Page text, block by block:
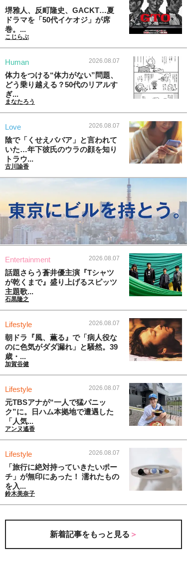
堺雅人、反町隆史、GACKT…夏
ドラマを「50代イケオジ」が席
巻。...
こじらぶ
Human 2026.08.07
体力をつける“体力がない”問題、
どう乗り越える？50代のリアルす
ぎ...
まなたろう
Love 2026.08.07
陰で「くせえババア」と言われて
いた…年下彼氏のウラの顔を知り
トラウ...
古川諭香
Entertainment 2026.08.07
話題さらう蒼井優主演『Tシャツ
が乾くまで』盛り上げるスピッツ
主題歌...
石黒隆之
Lifestyle 2026.08.07
朝ドラ『風、薫る』で「病人役な
のに色気がダダ漏れ」と騒然。39
歳・...
加賀谷健
Lifestyle 2026.08.07
元TBSアナが“一人で猛パニッ
ク”に。日ハム本拠地で遭遇した
「人気...
アンヌ遙香
Lifestyle 2026.08.07
「旅行に絶対持っていきたいポー
チ」が無印にあった！ 濡れたもの
を入...
鈴木美奈子
新着記事をもっと見る